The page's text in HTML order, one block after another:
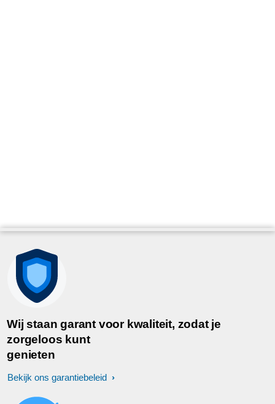
Wij staan garant voor kwaliteit, zodat je
zorgeloos kunt
genieten
Bekijk ons garantiebeleid